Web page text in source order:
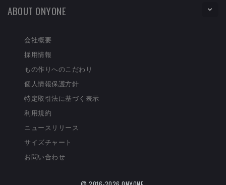
ABOUT ONYONE
会社概要
採用情報
もの作りへのこだわり
個人情報保護方針
特定取引法に基づく表示
利用規約
ニュースリリース
サイズチャート
お問い合わせ